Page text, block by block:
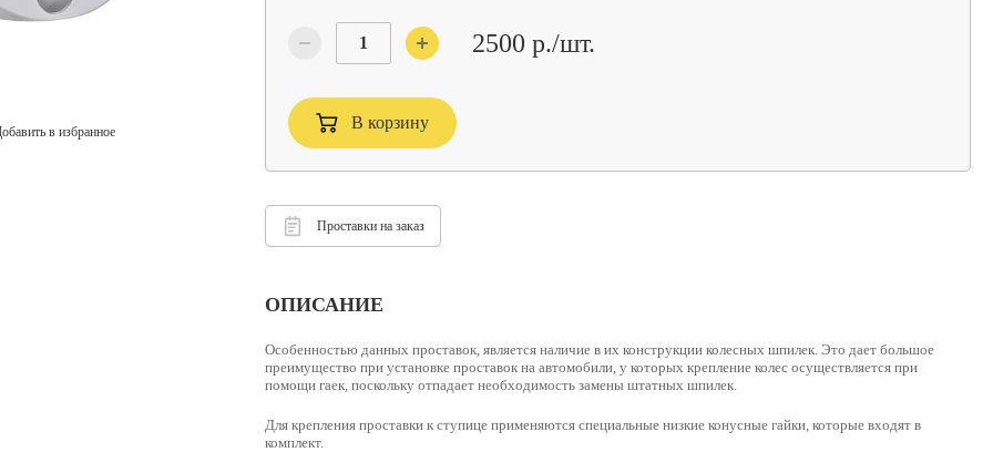
в избранное
2500 р./шт.
В корзину
Проставки на заказ
ОПИСАНИЕ
Особенностью данных проставок, является наличие в их конструкции колесных шпилек. Это дает большое
преимущество при установке проставок на автомобили, у которых крепление колес осуществляется при
помощи гаек, поскольку отпадает необходимость замены штатных шпилек.
Для крепления проставки к ступице применяются специальные низкие конусные гайки, которые входят в
комплект.